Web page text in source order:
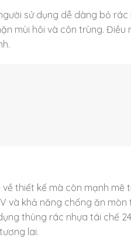
sử dụng dễ dàng bỏ
mùi hôi và côn trùng. Điều
thiết kế mà còn mạnh mẽ
và khả năng chống ăn
thùng rác nhựa tái chế
lai.